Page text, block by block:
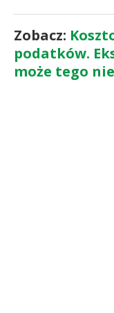
Zobacz:
podatków.
może tego